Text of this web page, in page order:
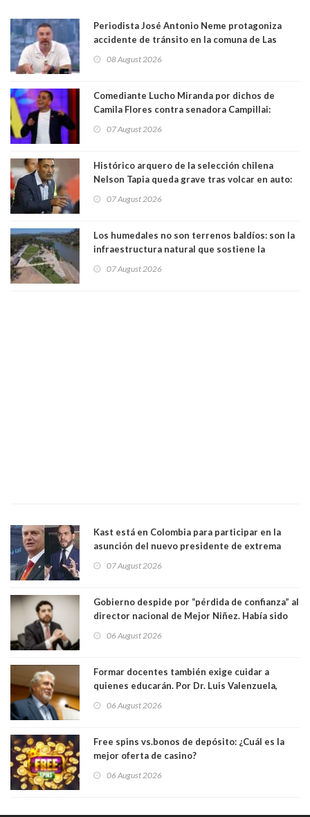
Periodista José Antonio Neme protagoniza
accidente de tránsito en la comuna de Las
08 August 2026
Comediante Lucho Miranda por dichos de
Camila Flores contra senadora Campillai:
forma de quitar dignidad"
07 August 2026
Histórico arquero de la selección chilena
Nelson Tapia queda grave tras volcar en auto:
07 August 2026
Los humedales no son terrenos baldíos: son la
infraestructura natural que sostiene la
07 August 2026
Kast está en Colombia para participar en la
asunción del nuevo presidente de extrema
07 August 2026
Gobierno despide por “pérdida de confianza” al
director nacional de Mejor Niñez. Había sido
06 August 2026
Formar docentes también exige cuidar a
quienes educarán. Por Dr. Luis Valenzuela,
Académicos U. Católica Silva Henríquez
06 August 2026
Free spins vs.bonos de depósito: ¿Cuál es la
mejor oferta de casino?
06 August 2026